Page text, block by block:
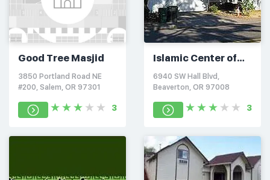
Good Tree Masjid
3850 Portland Road NE
#200, Salem, OR 97301
3
Islamic Center of
Portland
6940 SW Hall Blvd,
Beaverton, OR 97008
3